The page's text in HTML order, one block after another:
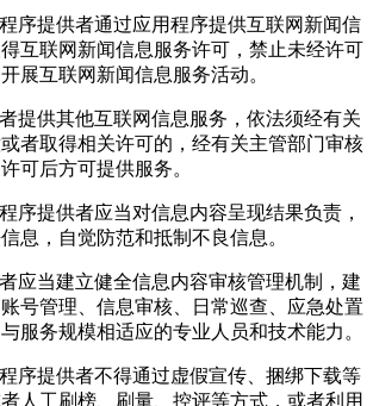
序提供者通过应用程序提供互联网新闻信
互联网新闻信息服务许可，禁止未经许可
展互联网新闻信息服务活动。
提供其他互联网信息服务，依法须经有关
者取得相关许可的，经有关主管部门审核
可后方可提供服务。
序提供者应当对信息内容呈现结果负责，
息，自觉防范和抵制不良信息。
应当建立健全信息内容审核管理机制，建
号管理、信息审核、日常巡查、应急处置
服务规模相适应的专业人员和技术能力。
序提供者不得通过虚假宣传、捆绑下载等
人工刷榜、刷量、控评等方式，或者利用